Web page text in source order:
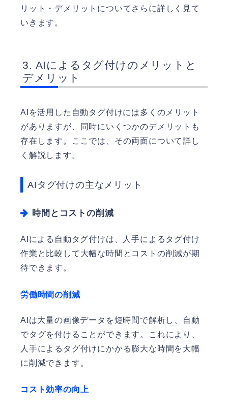
リット・デメリットについてさらに詳しく見て
いきます。
AIによるタグ付けのメリットと
デメリット
AIを活用した自動タグ付けには多くのメリット
がありますが、同時にいくつかのデメリットも
存在します。ここでは、その両面について詳し
く解説します。
AIタグ付けの主なメリット
時間とコストの削減
AIによる自動タグ付けは、人手によるタグ付け
作業と比較して大幅な時間とコストの削減が期
待できます。
労働時間の削減
AIは大量の画像データを短時間で解析し、自動
でタグを付けることができます。これにより、
人手によるタグ付けにかかる膨大な時間を大幅
に削減できます。
コスト効率の向上